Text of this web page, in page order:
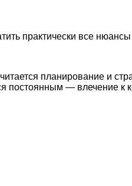
практически все
планирование и
постоянным — влечение к